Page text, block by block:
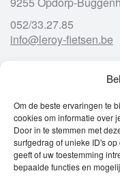
Om de beste ervaringen te
cookies om informatie over
Door in te stemmen met
surfgedrag of unieke ID's
geeft of uw toestemming
bepaalde functies en
052/33.27.85
info@leroy-fietsen.be
Ma
gesloten
Di
9u – 12u
13u
Wo
9u – 12u
13u
Do
9u – 12u
13u